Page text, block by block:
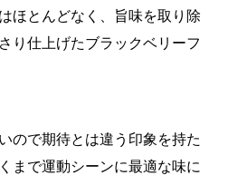
ほとんどなく、旨味を取り除
り仕上げたブラックベリーフ
ので期待とは違う印象を持た
まで運動シーンに最適な味に